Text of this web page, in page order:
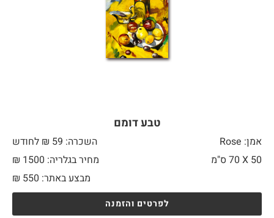
טבע דומם
אמן: Rose
השכרה: 59 ₪ לחודש
50 X
מחיר בגלריה: 1500 ₪
מבצע באתר:
₪ 550
לפרטים והזמנה